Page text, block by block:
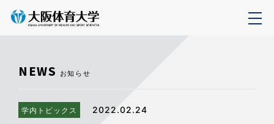
NEWS お知らせ
学内トピックス 2022.02.24